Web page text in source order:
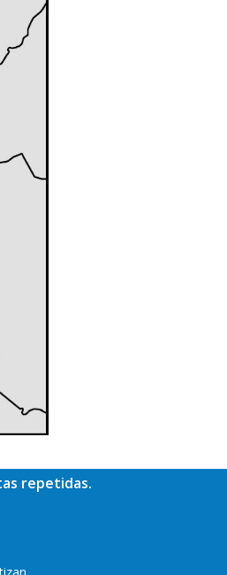
repetidas.